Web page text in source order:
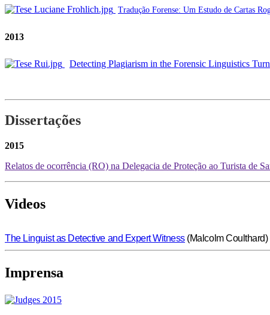
Tradução Forense: Um Estudo de Cartas
2013
Detecting Plagiarism in the Forensic Linguistics Turn
Dissertações
2015
Relatos de ocorrência (RO) na Delegacia de Proteção ao Turista de
Videos
The Linguist as Detective and Expert Witness(Malcolm Coulthard)
Imprensa